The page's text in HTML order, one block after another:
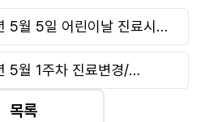
5월 5일 어린이날 진료시간
5월 1주차 진료변경/
목록